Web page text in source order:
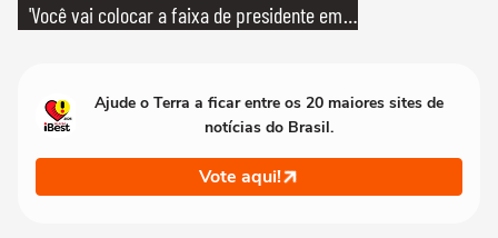
'Você vai colocar a faixa de presidente em
Ajude o Terra a ficar entre os 20 maiores sites de
notícias do Brasil.
Vote aqui!